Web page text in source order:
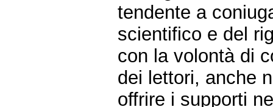
tendente a
scientifico e del
con la volontà di
dei lettori, anche
offrire i supporti